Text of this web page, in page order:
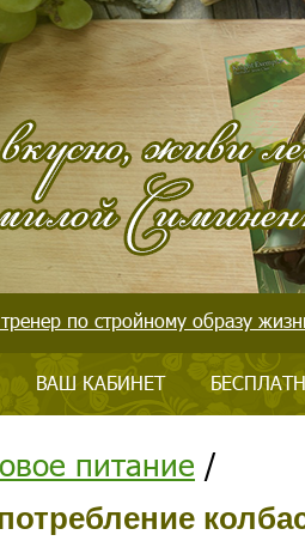
по стройному образу
ВАШ КАБИНЕТ
питание /